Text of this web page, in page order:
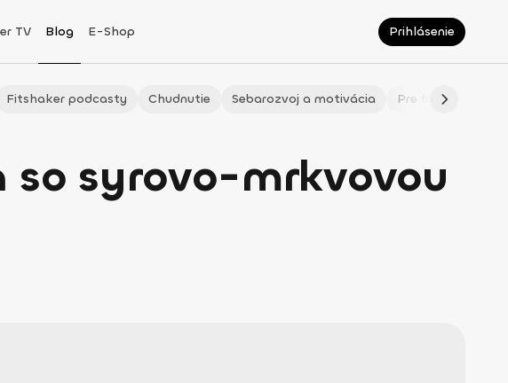
TV Blog E-Shop Prihlásenie
Fitshaker podcasty Chudnutie Sebarozvoj a motivácia Pre fitmaminky
so syrovo-mrkvovou